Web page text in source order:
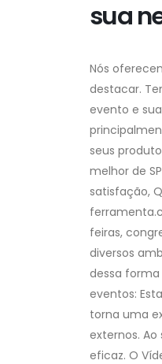
sua
Nós
destacar.
evento e
seus
melhor de
satisfação,
feiras,
diversos
dessa
eventos:
torna uma
externos.
eficaz. O